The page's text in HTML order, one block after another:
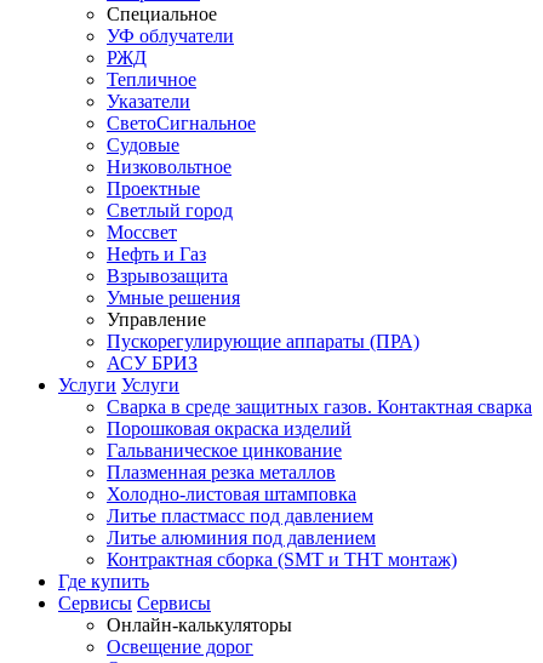
Специальное
УФ облучатели
РЖД
Тепличное
Указатели
СветоСигнальное
Судовые
Низковольтное
Проектные
Светлый город
Моссвет
Нефть и Газ
Взрывозащита
Умные решения
Управление
Пускорегулирующие аппараты (ПРА)
АСУ БРИЗ
Услуги Услуги
Сварка в среде защитных газов. Контактная сварка
Порошковая окраска изделий
Гальваническое цинкование
Плазменная резка металлов
Холодно-листовая штамповка
Литье пластмасс под давлением
Литье алюминия под давлением
Контрактная сборка (SMT и THT монтаж)
Где купить
Сервисы Сервисы
Онлайн-калькуляторы
Освещение дорог